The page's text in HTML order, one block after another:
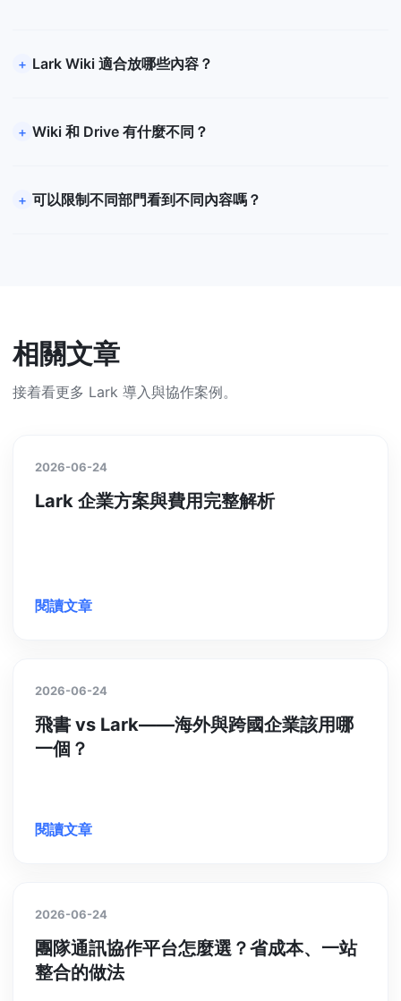
Lark Wiki 適合放哪些內容？
Wiki 和 Drive 有什麼不同？
可以限制不同部門看到不同內容嗎？
相關文章
接着看更多 Lark 導入與協作案例。
2026-06-24
Lark 企業方案與費用完整解析
閱讀文章
2026-06-24
飛書 vs Lark——海外與跨國企業該用哪
一個？
閱讀文章
2026-06-24
團隊通訊協作平台怎麼選？省成本、一站
整合的做法